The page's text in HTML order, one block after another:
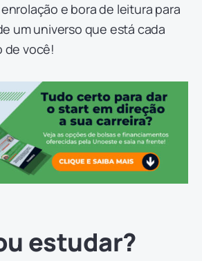
e bora de leitura para
um universo que está cada
de você!
estudar?